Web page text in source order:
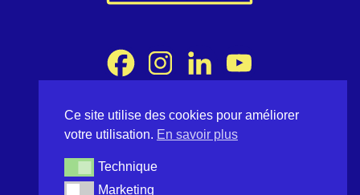
Association Les Femmes s'Animent
8 rue Desargues 75011 Paris - France
contact@lesfemmessaniment.fr
Ce site utilise des cookies pour améliorer
votre utilisation. En savoir plus
TechniqueTechnique
MarketingMarketing